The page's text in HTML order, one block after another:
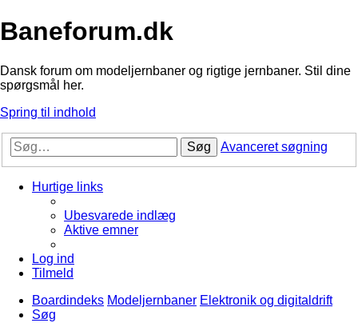
Baneforum.dk
Dansk forum om modeljernbaner og rigtige jernbaner. Stil dine
spørgsmål her.
Spring til indhold
Søg Avanceret søgning
Hurtige links
Ubesvarede indlæg
Aktive emner
Log ind
Tilmeld
Boardindeks Modeljernbaner Elektronik og digitaldrift
Søg